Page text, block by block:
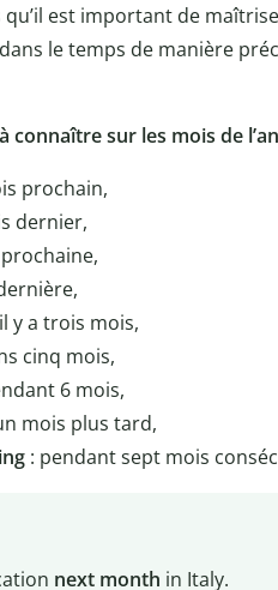
qu’il est important de
le temps de manière
connaître sur les mois de
prochain,
dernier,
prochaine,
y a trois mois,
cinq mois,
6 mois,
mois plus tard,
: pendant sept mois
next month in Italy.